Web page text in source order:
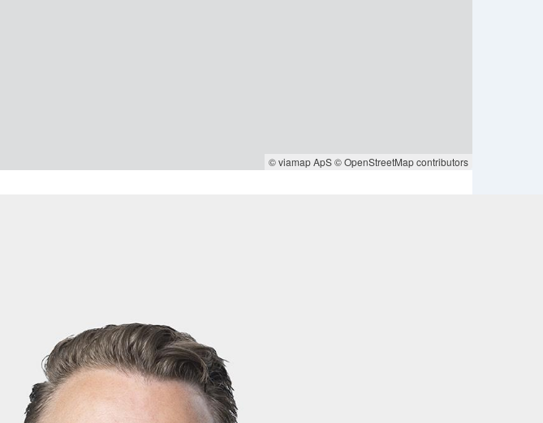
© viamap ApS© OpenStreetMap contributors